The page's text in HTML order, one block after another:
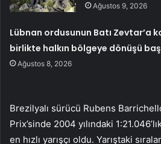
Ağustos 9, 2026
Lübnan ordusunun Batı Zevtar’a
birlikte halkın bölgeye dönüşü
Ağustos 8, 2026
Brezilyalı sürücü Rubens
Prix’sinde 2004 yılındaki
en hızlı yarışçı oldu. Yarıştaki